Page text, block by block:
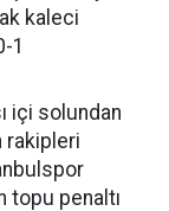
kaleci
1
içi solundan
rakipleri
topu penaltı